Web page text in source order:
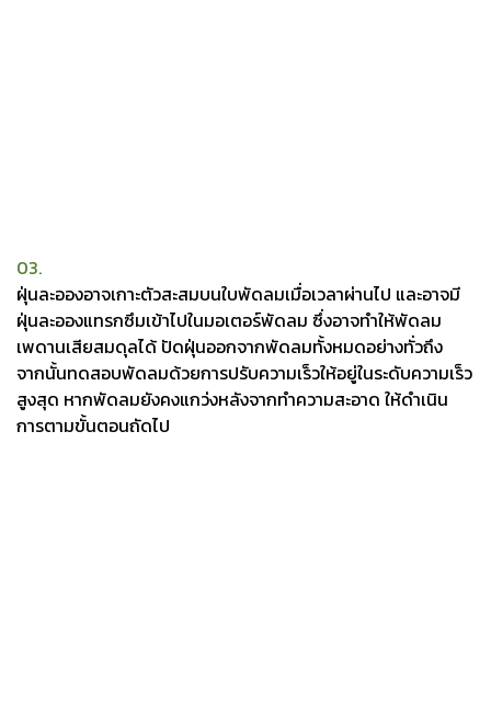
03.
ฝุ่นละอองอาจเกาะตัวสะสมบนใบพัดลมเมื่อเวลาผ่านไป และอาจมี
ฝุ่นละอองแทรกซึมเข้าไปในมอเตอร์พัดลม ซึ่งอาจทำให้พัดลม
เพดานเสียสมดุลได้ ปัดฝุ่นออกจากพัดลมทั้งหมดอย่างทั่วถึง
จากนั้นทดสอบพัดลมด้วยการปรับความเร็วให้อยู่ในระดับความเร็ว
สูงสุด หากพัดลมยังคงแกว่งหลังจากทำความสะอาด ให้ดำเนิน
การตามขั้นตอนถัดไป